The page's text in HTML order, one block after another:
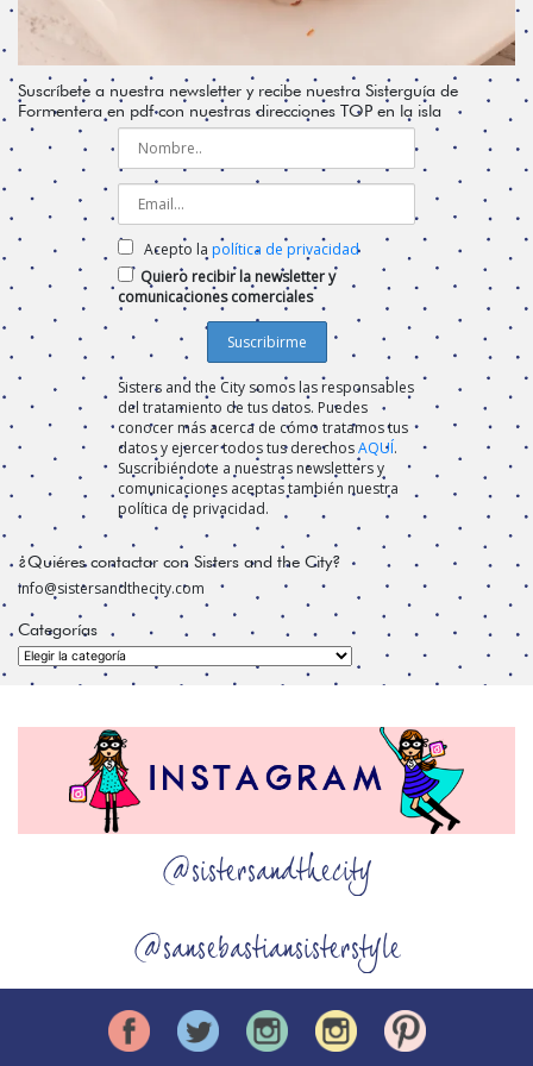
Suscríbete a nuestra newsletter y recibe nuestra Sisterguía de
Formentera en pdf con nuestras direcciones TOP en la isla
Acepto la política de privacidad
Quiero recibir la newsletter y
comunicaciones comerciales
Sisters and the City somos las responsables
del tratamiento de tus datos. Puedes
conocer más acerca de cómo tratamos tus
datos y ejercer todos tus derechosAQUÍ.
Suscribiéndote a nuestras newsletters y
comunicaciones aceptas también nuestra
política de privacidad.
¿Quiéres contactar con Sisters and the City?
info@sistersandthecity.com
Categorías
Categorías
@sistersandthecity
@sansebastiansisterstyle